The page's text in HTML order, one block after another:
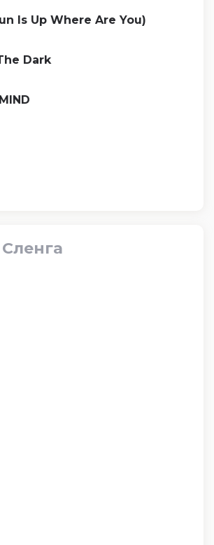
Is Up Where Are You)
Dark